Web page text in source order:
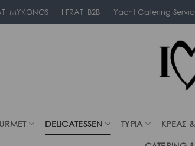
MYKONOS I FRATI B2B Yacht Catering
DELICATESSEN ΤΥΡΙΑ ΚΡΕΑΣ